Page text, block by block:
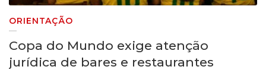
ORIENTAÇÃO
Copa do Mundo exige atenção
jurídica de bares e restaurantes